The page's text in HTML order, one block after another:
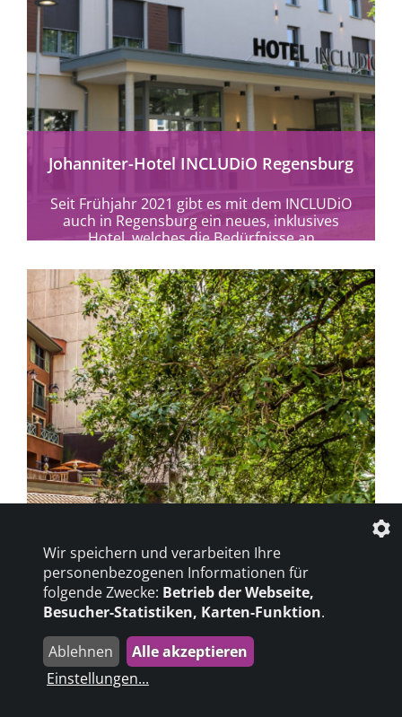
mehr erfahren
Johanniter-Hotel INCLUDiO Regensburg
Seit Frühjahr 2021 gibt es mit dem INCLUDiO
auch in Regensburg ein neues, inklusives
Hotel, welches die Bedürfnisse an
Das Reiseziel San Antonio in den USA
begeistert mit Inklusion, Kultur und
Wir speichern und verarbeiten Ihre
personenbezogenen Informationen für
folgende Zwecke: Betrieb der Webseite,
Besucher-Statistiken, Karten-Funktion.
Ablehnen
Alle akzeptieren
Einstellungen...